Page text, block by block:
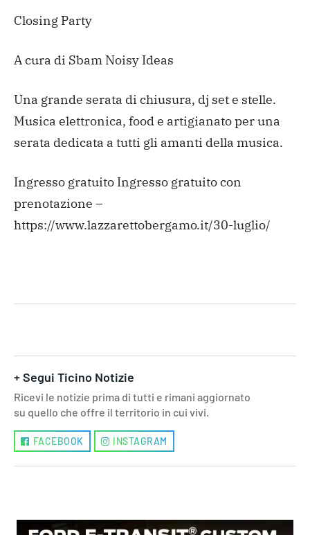
Closing Party
A cura di Sbam Noisy Ideas
Una grande serata di chiusura, dj set e stelle.
Musica elettronica, food e artigianato per una
serata dedicata a tutti gli amanti della musica.
Ingresso gratuito Ingresso gratuito con
prenotazione –
https://www.lazzarettobergamo.it/30-luglio/
+ Segui Ticino Notizie
Ricevi le notizie prima di tutti e rimani aggiornato
su quello che offre il territorio in cui vivi.
FACEBOOK INSTAGRAM